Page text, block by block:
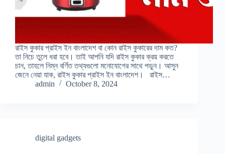
রাইস কুকার প্রাইস ইন বাংলাদেশ বা কোন রাইস কুকারের দাম কত?
তা নিচে তুলে ধরা হবে। তাই আপনি যদি রাইস কুকার ক্রয় করতে
চান, তাহলে নিম্ন বর্ণিত তথ্যগুলো মনোযোগের সাথে পড়ুন। আসুন
জেনে নেয়া যাক, রাইস কুকার প্রাইস ইন বাংলাদেশ। রাইস…
admin
October 8, 2024
digital gadgets